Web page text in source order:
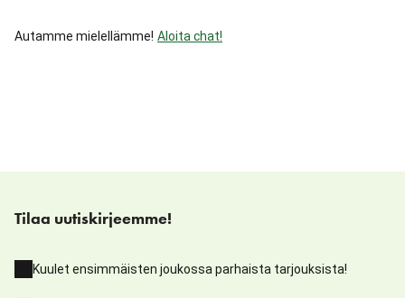
Autamme mielellämme! Aloita chat!
Tilaa uutiskirjeemme!
Kuulet ensimmäisten joukossa parhaista tarjouksista!